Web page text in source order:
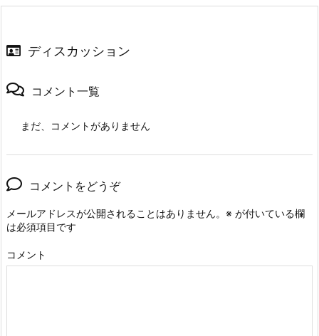
ディスカッション
コメント一覧
まだ、コメントがありません
コメントをどうぞ
メールアドレスが公開されることはありません。 ※ が付いている欄
は必須項目です
コメント